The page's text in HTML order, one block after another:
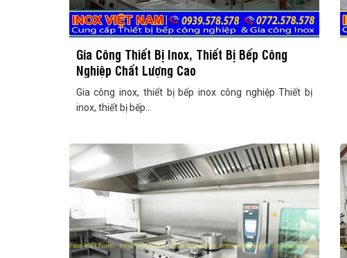
Gia Công Thiết Bị Inox, Thiết Bị Bếp Công
Nghiệp Chất Lượng Cao
Gia công inox, thiết bị bếp inox công nghiệp Thiết bị
inox, thiết bị bếp...